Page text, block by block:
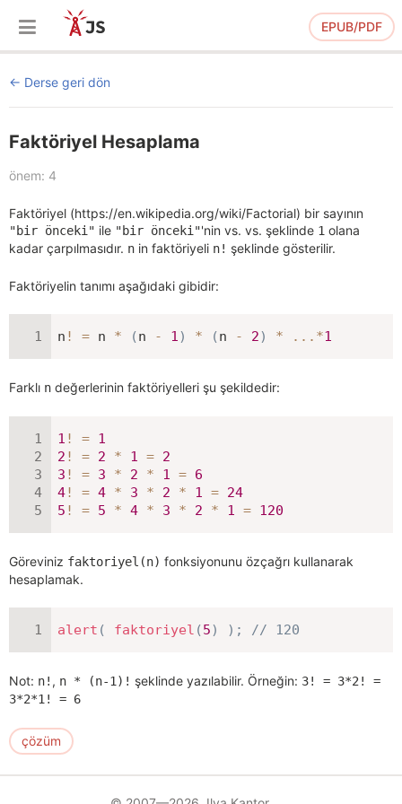
EPUB/PDF
Derse geri dön
Faktöriyel Hesaplama
önem: 4
Faktöriyel (https://en.wikipedia.org/wiki/Factorial) bir sayının
"bir önceki" ile "bir önceki"'nin vs. vs. şeklinde 1 olana
kadar çarpılmasıdır. n in faktöriyeli n! şeklinde gösterilir.
Faktöriyelin tanımı aşağıdaki gibidir:
n ! = n * (n - 1) * (n - 2) * ... *1
Farklı n değerlerinin faktöriyelleri şu şekildedir:
1 ! = 1
2 ! = 2 * 1 = 2
3 ! = 3 * 2 * 1 = 6
4! = 4 * 3 * 2 * 1 = 24
5 ! = 5 * 4 * 3 * 2 * 1 = 120
Göreviniz faktoriyel(n) fonksiyonunu özçağrı kullanarak
hesaplamak.
alert ( faktoriyel (5) ) ; // 120
Not: n! , n * (n-1)! şeklinde yazılabilir. Örneğin: 3! = 3*2! =
3*2*1! = 6
çözüm